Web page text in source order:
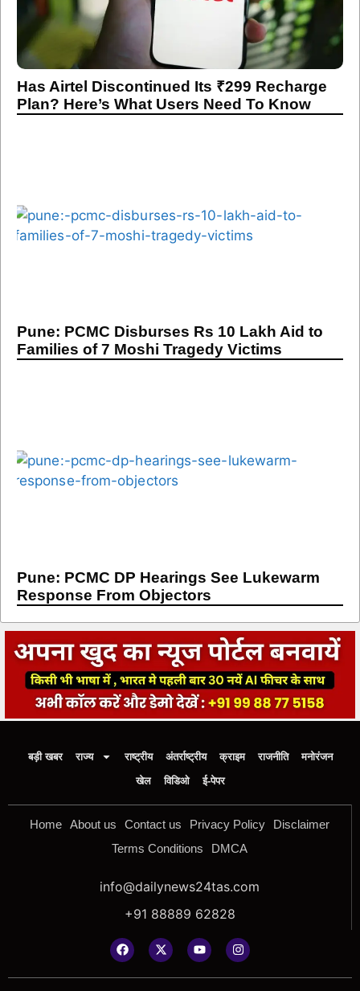
Has Airtel Discontinued Its ₹299 Recharge
Plan? Here’s What Users Need To Know
Pune: PCMC Disburses Rs 10 Lakh Aid to
Families of 7 Moshi Tragedy Victims
Pune: PCMC DP Hearings See Lukewarm
Response From Objectors
बड़ी खबर राज्य राष्ट्रीय अंतर्राष्ट्रीय क्राइम राजनीति
मनोरंजन
खेल
विडिओ ई-पेपर
Home About us Contact us Privacy Policy
Disclaimer
Terms Conditions
DMCA
info@dailynews24tas.com
+91 88889 62828